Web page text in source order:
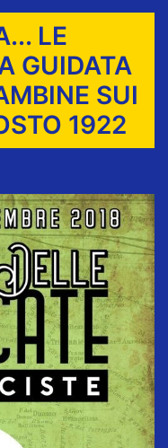
LE
GUIDATA
SUI
1922